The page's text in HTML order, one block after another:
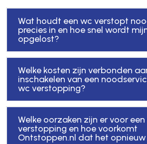
Wat houdt een wc verstopt
precies in en hoe snel wordt
opgelost?
Welke kosten zijn verbonden
inschakelen van een
wc verstopping?
Welke oorzaken zijn er voor
verstopping en hoe voorkomt
Ontstoppen.nl dat het